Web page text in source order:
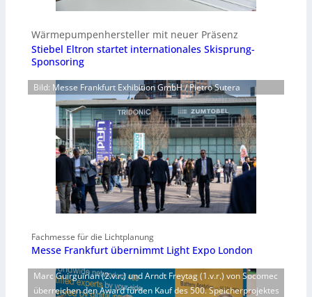
Wärmepumpenhersteller mit neuer Präsenz
Stiebel Eltron startet internationales Skisprung-
Sponsoring
Bild: Messe Frankfurt Exhibition GmbH / Pietro Sutera
Fachmesse für die Lichtplanung
Messe Frankfurt übernimmt Light Expo London
Marc Guirguirian (2.v.r.) und Arndt Freytag (1.v.r.) von Socomec
überreichen den Award fürden Kauf des 500. Speicherprojektes